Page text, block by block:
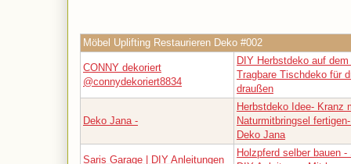
Möbel Uplifting Restaurieren Deko #002
CONNY dekoriert
@connydekoriert8834
DIY Herbstdeko auf
Tragbare Tischdeko für
draußen
Deko Jana -
Herbstdeko Idee- Kranz
Naturmitbringsel
Deko Jana
Saris Garage | DIY Anleitungen
Holzpferd selber bauen -